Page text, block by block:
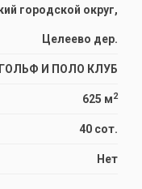
городской округ,
Целеево дер.
И ПОЛО КЛУБ
625 м2
40 сот.
Нет